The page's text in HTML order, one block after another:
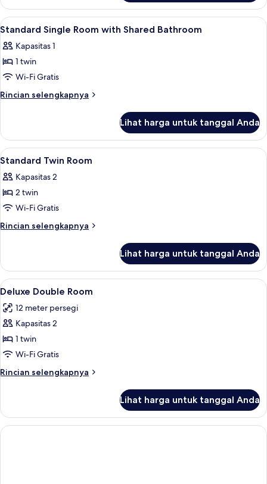
Standard
Double
Room
Lihat
semua
foto
untuk
Standard
Single
Shared
Bathroom
Seprai premium, tempat tidur Select
17
Standard Single Room with Shared Bathroom
Kapasitas 1
1 twin
Wi-Fi Gratis
Rincian selengkapnya
Rincian
Standard
Single
Room
Shared
Bathroom
Lihat harga untuk tanggal Anda
Lihat
semua
foto
untuk
Standard
Twin
Seprai premium, tempat tidur Select
26
Standard Twin Room
Kapasitas 2
2 twin
Wi-Fi Gratis
Rincian selengkapnya
Rincian
Standard
Twin
Room
Lihat harga untuk tanggal Anda
Lihat
semua
foto
untuk
Deluxe
Double
Room
Seprai premium, tempat tidur Select
20
Deluxe Double Room
12 meter persegi
Kapasitas 2
1 twin
Wi-Fi Gratis
Rincian selengkapnya
Rincian
Deluxe
Double
Room
Lihat harga untuk tanggal Anda